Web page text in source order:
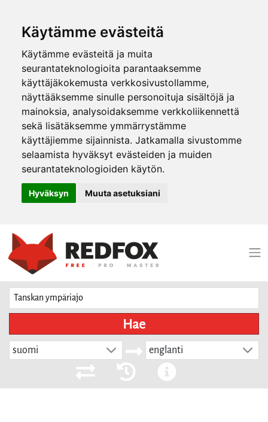
Käytämme evästeitä
Käytämme evästeitä ja muita
seurantateknologioita parantaaksemme
käyttäjäkokemusta verkkosivustollamme,
näyttääksemme sinulle personoituja sisältöjä ja
mainoksia, analysoidaksemme verkkoliikennettä
sekä lisätäksemme ymmärrystämme
käyttäjiemme sijainnista. Jatkamalla sivustomme
selaamista hyväksyt evästeiden ja muiden
seurantateknologioiden käytön.
Hyväksyn Muuta asetuksiani
Hae
suomi englanti